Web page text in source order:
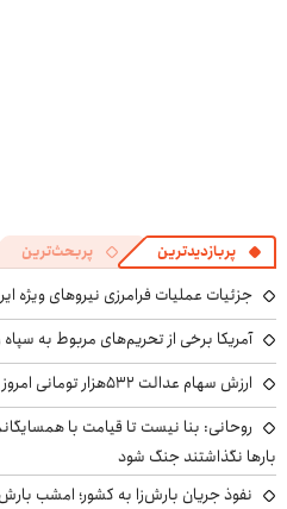
پربازدیدترین پربحث‌ترین
جزئیات عملیات فرامرزی نیروهای ویژه
آمریکا برخی از تحریم‌های مربوط به سپاه
ارزش سهام عدالت ۵۳۲هزار تومانی امروز چهارشنبه ۱۴ مرداد
روحانی: بنا نیست تا قیامت با
بارها نگذاشتند جنگ شود